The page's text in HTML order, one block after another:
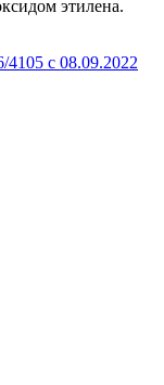
этилена.
4105 с 08.09.2022